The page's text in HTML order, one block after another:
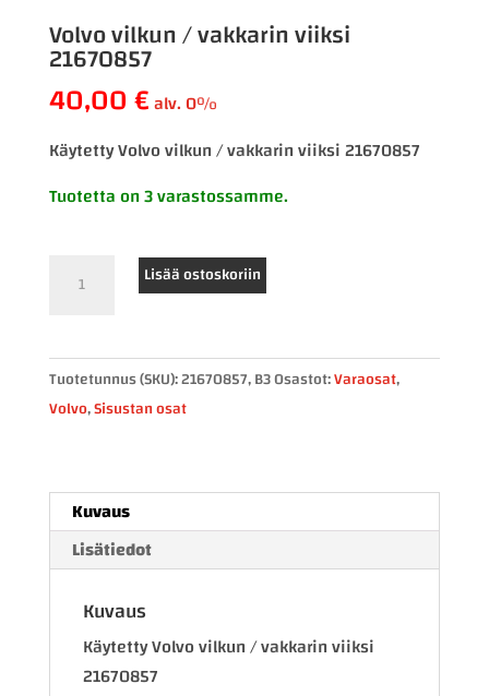
Volvo vilkun / vakkarin viiksi
21670857
40,00€alv. 0%
Käytetty Volvo vilkun / vakkarin viiksi 21670857
Tuotetta on 3 varastossamme.
vilkun
vakkarin
viiksi
21670857
Lisää ostoskoriin
Tuotetunnus (SKU):21670857, B3Osastot:Varaosat,
Volvo,Sisustan osat
Kuvaus
Lisätiedot
Kuvaus
Käytetty Volvo vilkun / vakkarin viiksi
21670857